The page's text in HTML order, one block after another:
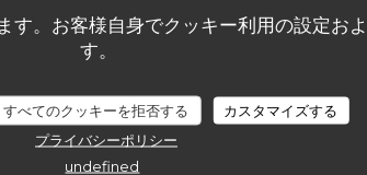
す。お客様自身でクッキー利用の設定お
す。
すべてのクッキーを拒否する
カスタマイズする
プライバシーポリシー
undefined
バス